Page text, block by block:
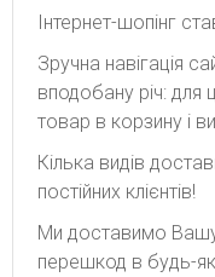
Інтернет-шопінг
Зручна навігація
вподобану річ:
товар в корзину і
Кілька видів
постійних клієнтів!
Ми доставимо
перешкод в будь-